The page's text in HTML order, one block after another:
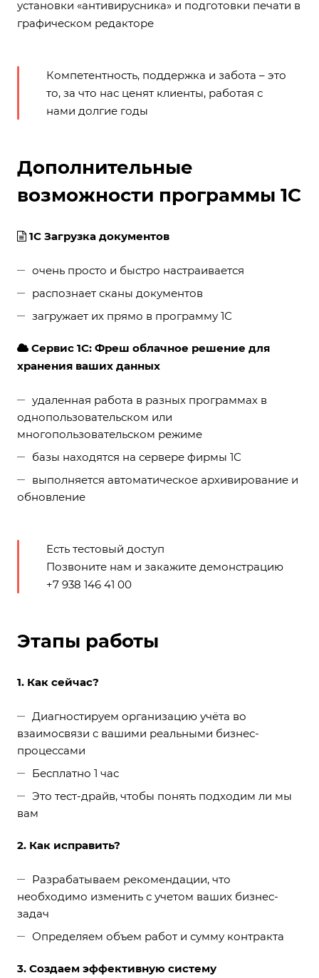
установки «антивирусника» и подготовки печати в
графическом редакторе
Компетентность, поддержка и забота – это
то, за что нас ценят клиенты, работая с
нами долгие годы
Дополнительные
возможности программы 1С
1С Загрузка документов
очень просто и быстро настраивается
распознает сканы документов
загружает их прямо в программу 1С
Сервис 1С: Фреш облачное решение для
хранения ваших данных
удаленная работа в разных программах в
однопользовательском или
многопользовательском режиме
базы находятся на сервере фирмы 1С
выполняется автоматическое архивирование и
обновление
Есть тестовый доступ
Позвоните нам и закажите демонстрацию
+7 938 146 41 00
Этапы работы
1. Как сейчас?
Диагностируем организацию учёта во
взаимосвязи с вашими реальными бизнес-
процессами
Бесплатно 1 час
Это тест-драйв, чтобы понять подходим ли мы
вам
2. Как исправить?
Разрабатываем рекомендации, что
необходимо изменить с учетом ваших бизнес-
задач
Определяем объем работ и сумму контракта
3. Создаем эффективную систему